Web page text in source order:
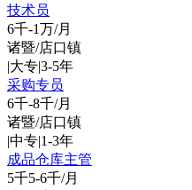
技术员
6千-1万/月
诸暨/店口镇
|大专|3-5年
采购专员
6千-8千/月
诸暨/店口镇
|中专|1-3年
成品仓库主管
5千5-6千/月